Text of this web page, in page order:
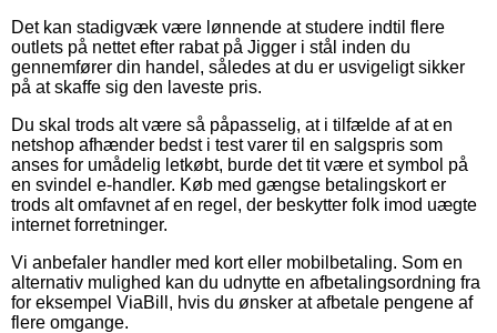
Det kan stadigvæk være lønnende at studere indtil flere
outlets på nettet efter rabat på Jigger i stål inden du
gennemfører din handel, således at du er usvigeligt sikker
på at skaffe sig den laveste pris.
Du skal trods alt være så påpasselig, at i tilfælde af at en
netshop afhænder bedst i test varer til en salgspris som
anses for umådelig letkøbt, burde det tit være et symbol på
en svindel e-handler. Køb med gængse betalingskort er
trods alt omfavnet af en regel, der beskytter folk imod uægte
internet forretninger.
Vi anbefaler handler med kort eller mobilbetaling. Som en
alternativ mulighed kan du udnytte en afbetalingsordning fra
for eksempel ViaBill, hvis du ønsker at afbetale pengene af
flere omgange.